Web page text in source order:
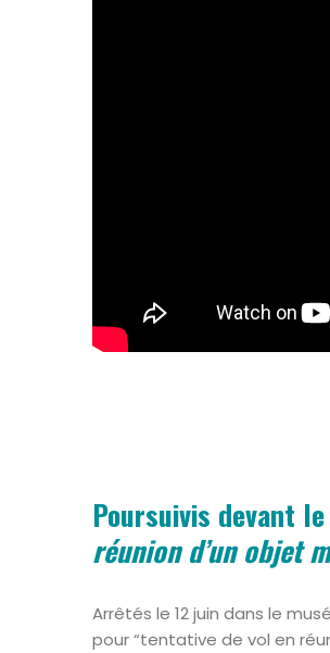
Poursuivis devant
réunion d’un objet
Arrêtés le 12 juin dans le
pour “tentative de vol en